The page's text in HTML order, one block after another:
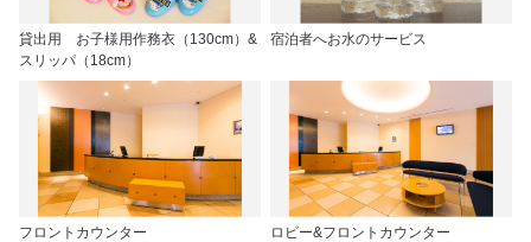
貸出用 お子様用作務衣（130cm）&
スリッパ（18cm）
宿泊者へお水のサービス
フロントカウンター ロビー&フロントカウンター